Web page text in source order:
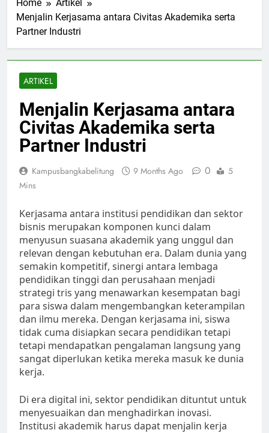
Home
Artikel
Menjalin Kerjasama antara Civitas Akademika serta
Partner Industri
ARTIKEL
Menjalin Kerjasama antara
Civitas Akademika serta
Partner Industri
Kampusbangkabelitung 9 Months Ago 0
5
Mins
Kerjasama antara institusi pendidikan dan sektor
bisnis merupakan komponen kunci dalam
menyusun suasana akademik yang unggul dan
relevan dengan kebutuhan era. Dalam dunia yang
semakin kompetitif, sinergi antara lembaga
pendidikan tinggi dan perusahaan menjadi
strategi tris yang menawarkan kesempatan bagi
para siswa dalam mengembangkan keterampilan
dan ilmu mereka. Dengan kerjasama ini, siswa
tidak cuma disiapkan secara pendidikan tetapi
tetapi mendapatkan pengalaman langsung yang
sangat diperlukan ketika mereka masuk ke dunia
kerja.
Di era digital ini, sektor pendidikan dituntut untuk
menyesuaikan dan menghadirkan inovasi.
Institusi akademik harus dapat menjalin kerja